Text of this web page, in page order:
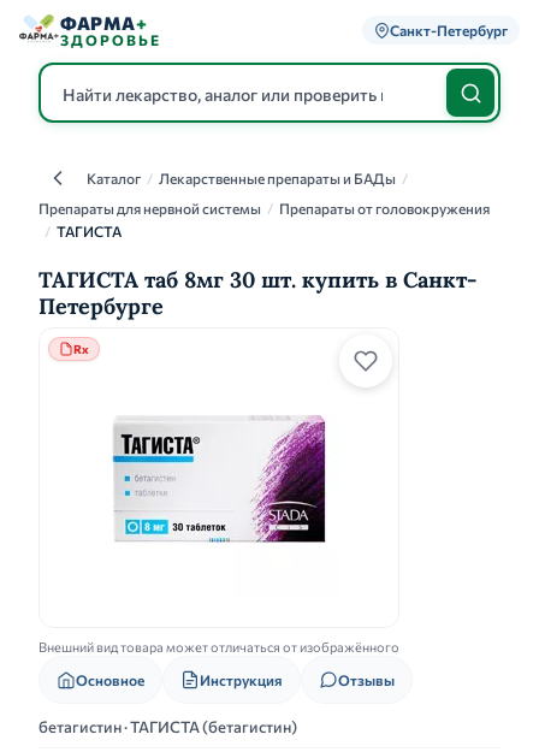
ФАРМА+
ЗДОРОВЬЕ
Санкт-Петербург
КаталогКаталог / Лекарственные препараты и БАДы /
Препараты для нервной системы / Препараты от головокружения
/ ТАГИСТА
ТАГИСТА таб 8мг 30 шт. купить в Санкт-
Петербурге
Rx
Внешний вид товара может отличаться от изображённого
Основное Инструкция Отзывы
бетагистин · ТАГИСТА (бетагистин)